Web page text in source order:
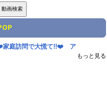
家庭訪問で大慌て!!❤️ ア
もっと見る